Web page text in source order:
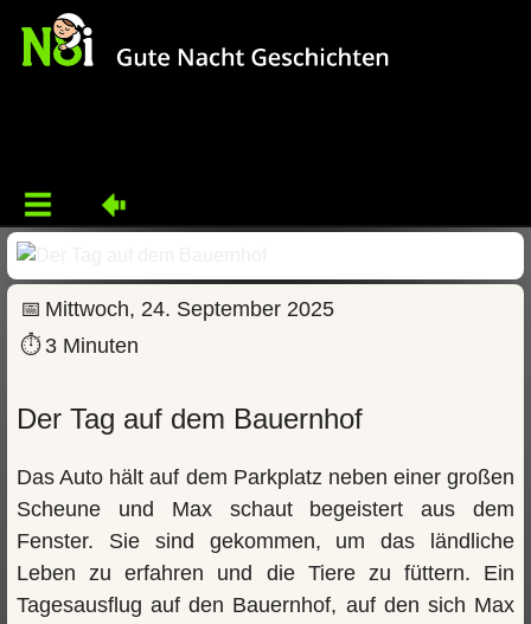
📅 Mittwoch, 24. September 2025
⏱ 3 Minuten
Der Tag auf dem Bauernhof
Das Auto hält auf dem Parkplatz neben einer großen
Scheune und Max schaut begeistert aus dem
Fenster. Sie sind gekommen, um das ländliche
Leben zu erfahren und die Tiere zu füttern. Ein
Tagesausflug auf den Bauernhof, auf den sich Max